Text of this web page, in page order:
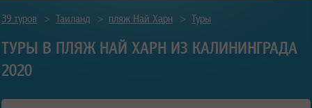
39 туров > Таиланд > пляж Най Харн > Туры
ТУРЫ В ПЛЯЖ НАЙ ХАРН ИЗ КАЛИНИНГРАДА
2020